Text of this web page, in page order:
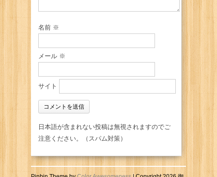
名前 ※
メール ※
サイト
日本語が含まれない投稿は無視されますのでご
注意ください。（スパム対策）